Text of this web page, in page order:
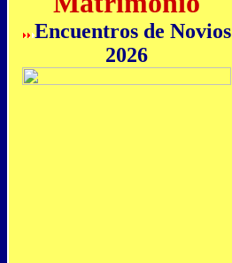
Encuentros de Novios
2026